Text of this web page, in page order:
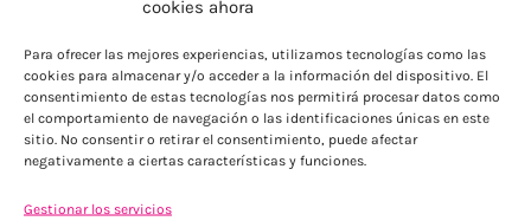
cookies ahora
Para ofrecer las mejores experiencias, utilizamos tecnologías como las
cookies para almacenar y/o acceder a la información del dispositivo. El
consentimiento de estas tecnologías nos permitirá procesar datos como
el comportamiento de navegación o las identificaciones únicas en este
sitio. No consentir o retirar el consentimiento, puede afectar
negativamente a ciertas características y funciones.
Gestionar los servicios